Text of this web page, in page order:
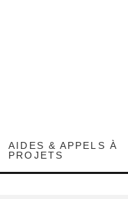
AIDES & APPELS À
PROJETS